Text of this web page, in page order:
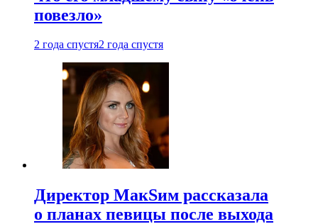
повезло»
2 года спустя2 года спустя
Директор МакSим рассказала
о планах певицы после выхода